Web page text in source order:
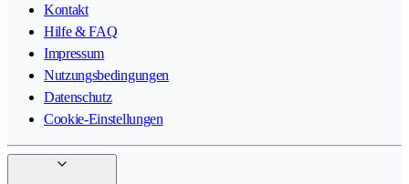
Kontakt
Hilfe & FAQ
Impressum
Nutzungsbedingungen
Datenschutz
Cookie-Einstellungen